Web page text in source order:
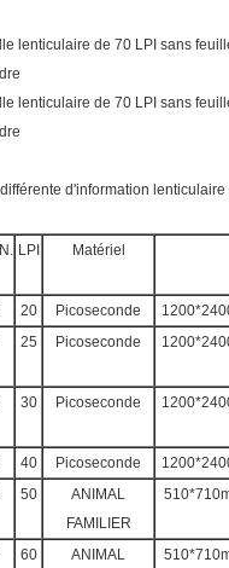
lenticulaire de 70 LPI sans
lenticulaire de 70 LPI sans
différente d'information
LPI Matériel
20 Picoseconde
25 Picoseconde
30 Picoseconde
40 Picoseconde
50
ANIMAL
FAMILIER
60
ANIMAL